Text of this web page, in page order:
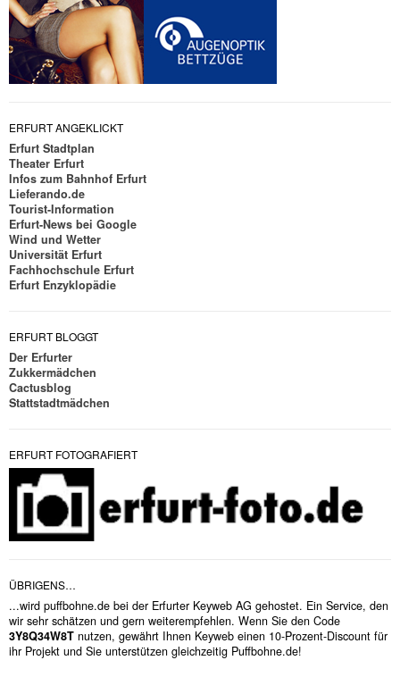
ERFURT ANGEKLICKT
Erfurt Stadtplan
Theater Erfurt
Infos zum Bahnhof Erfurt
Lieferando.de
Tourist-Information
Erfurt-News bei Google
Wind und Wetter
Universität Erfurt
Fachhochschule Erfurt
Erfurt Enzyklopädie
ERFURT BLOGGT
Der Erfurter
Zukkermädchen
Cactusblog
Stattstadtmädchen
ERFURT FOTOGRAFIERT
ÜBRIGENS…
...wird puffbohne.de bei der Erfurter Keyweb AG gehostet. Ein Service, den
wir sehr schätzen und gern weiterempfehlen. Wenn Sie den Code
3Y8Q34W8T nutzen, gewährt Ihnen Keyweb einen 10-Prozent-Discount für
ihr Projekt und Sie unterstützen gleichzeitig Puffbohne.de!